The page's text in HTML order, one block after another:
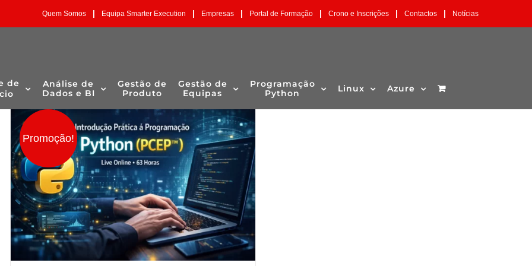
Quem Somos | Equipa Smarter Execution | Empresas | Portal de Formação | Crono e Inscrições | Contactos | Notícias
de
Análise de
Dados e BI
Gestão de
Produto
Gestão de
Equipas
Programação
Python
Linux Azure
Promoção!